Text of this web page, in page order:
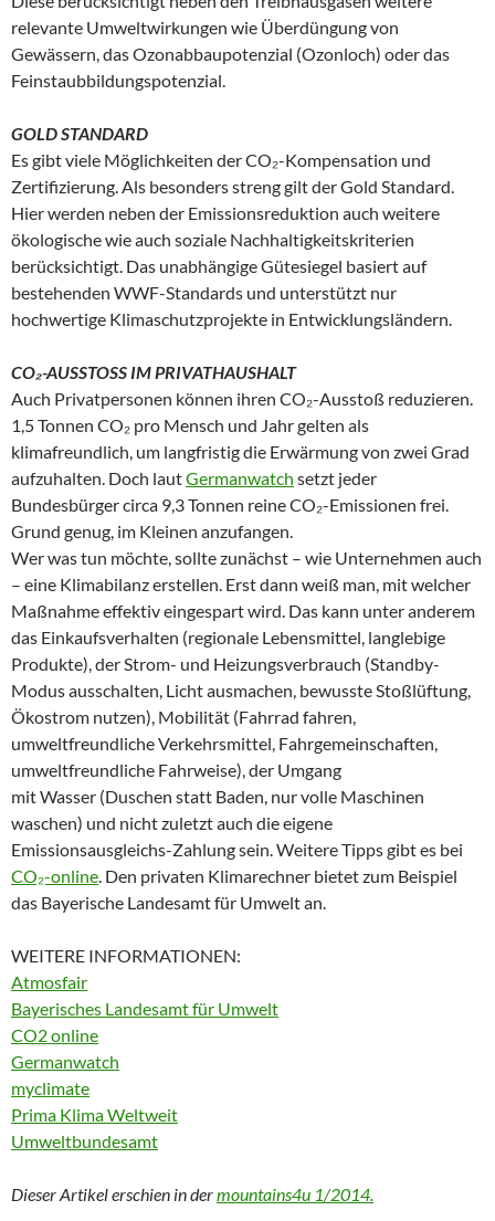
relevante Umweltwirkungen wie Überdüngung von
Gewässern, das Ozonabbaupotenzial (Ozonloch) oder das
Feinstaubbildungspotenzial.
GOLD STANDARD
Es gibt viele Möglichkeiten der CO₂-Kompensation und
Zertifizierung. Als besonders streng gilt der Gold Standard.
Hier werden neben der Emissionsreduktion auch weitere
ökologische wie auch soziale Nachhaltigkeitskriterien
berücksichtigt. Das unabhängige Gütesiegel basiert auf
bestehenden WWF-Standards und unterstützt nur
hochwertige Klimaschutzprojekte in Entwicklungsländern.
CO₂-AUSSTOSS IM PRIVATHAUSHALT
Auch Privatpersonen können ihren CO₂-Ausstoß reduzieren.
1,5 Tonnen CO₂ pro Mensch und Jahr gelten als
klimafreundlich, um langfristig die Erwärmung von zwei Grad
aufzuhalten. Doch lautGermanwatch setzt jeder
Bundesbürger circa 9,3 Tonnen reine CO₂-Emissionen frei.
Grund genug, im Kleinen anzufangen.
Wer was tun möchte, sollte zunächst – wie Unternehmen auch
– eine Klimabilanz erstellen. Erst dann weiß man, mit welcher
Maßnahme effektiv eingespart wird. Das kann unter anderem
das Einkaufsverhalten (regionale Lebensmittel, langlebige
Produkte), der Strom- und Heizungsverbrauch (Standby-
Modus ausschalten, Licht ausmachen, bewusste Stoßlüftung,
Ökostrom nutzen), Mobilität (Fahrrad fahren,
umweltfreundliche Verkehrsmittel, Fahrgemeinschaften,
umweltfreundliche Fahrweise), der Umgang
mit Wasser (Duschen statt Baden, nur volle Maschinen
waschen) und nicht zuletzt auch die eigene
Emissionsausgleichs-Zahlung sein. Weitere Tipps gibt es bei
CO₂-online. Den privaten Klimarechner bietet zum Beispiel
das Bayerische Landesamt für Umwelt an.
WEITERE INFORMATIONEN:
Atmosfair
Bayerisches Landesamt für Umwelt
CO2 online
Germanwatch
myclimate
Prima Klima Weltweit
Umweltbundesamt
Dieser Artikel erschien in dermountains4u 1/2014.